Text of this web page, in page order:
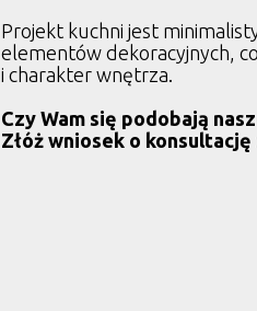
Projekt kuchni jest
elementów dekoracyjnych,
i charakter wnętrza.
Czy Wam się podobają
Złóż wniosek o